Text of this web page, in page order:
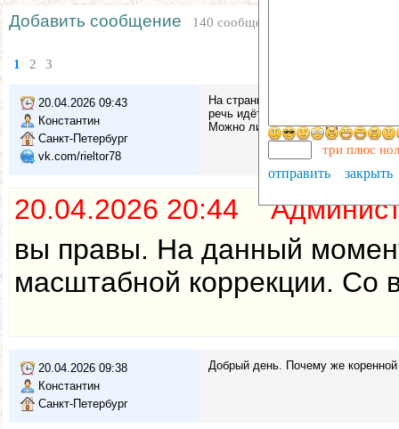
три плюс
отправить закрыть
Добавить сообщение 140 сообщений
1 2 3
20.04.2026 09:43
Константин
Санкт-Петербург
vk.com/rieltor78
На странице Купчинская
речь идёт о сериях домов)
Можно ли это кака-то подправить?
20.04.2026 20:44
вы правы. На данный
масштабной коррекции. Со
20.04.2026 09:38
Константин
Санкт-Петербург
Добрый день. Почему же коренной